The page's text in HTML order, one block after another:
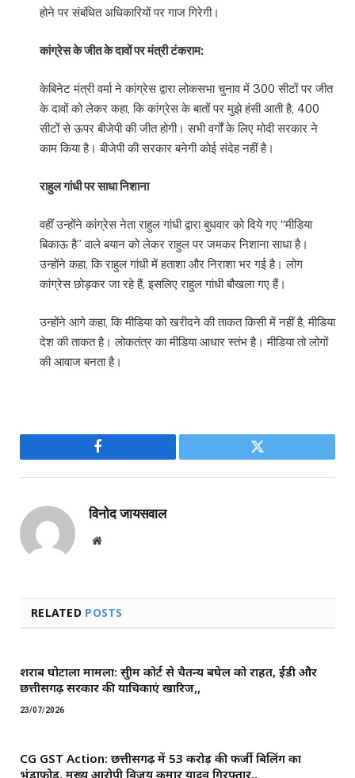
होने पर संबंधित अधिकारियों पर गाज गिरेगी।
कांग्रेस के जीत के दावों पर मंत्री टंकराम:
केबिनेट मंत्री वर्मा ने कांग्रेस द्वारा लोकसभा चुनाव में 300 सीटों पर जीत
के दावों को लेकर कहा, कि कांग्रेस के बातों पर मुझे हंसी आती है, 400
सीटों से ऊपर बीजेपी की जीत होगी। सभी वर्गों के लिए मोदी सरकार ने
काम किया है। बीजेपी की सरकार बनेगी कोई संदेह नहीं है।
राहुल गांधी पर साधा निशाना
वहीं उन्होंने कांग्रेस नेता राहुल गांधी द्वारा बुधवार को दिये गए “मीडिया
बिकाऊ है” वाले बयान को लेकर राहुल पर जमकर निशाना साधा है।
उन्होंने कहा, कि राहुल गांधी में हताशा और निराशा भर गई है। लोग
कांग्रेस छोड़कर जा रहे हैं, इसलिए राहुल गांधी बौखला गए हैं।
उन्होंने आगे कहा, कि मीडिया को खरीदने की ताकत किसी में नहीं है, मीडिया
देश की ताकत है। लोकतंत्र का मीडिया आधार स्तंभ है। मीडिया तो लोगों
की आवाज बनता है।
Facebook Twitter
विनोद जायसवाल
Website
RELATED POSTS
शराब घोटाला मामला: सुप्रीम कोर्ट से चैतन्य बघेल को राहत, ईडी और
छत्तीसगढ़ सरकार की याचिकाएं खारिज,,
23/07/2026
CG GST Action: छत्तीसगढ़ में 53 करोड़ की फर्जी बिलिंग का
भंडाफोड़, मुख्य आरोपी विजय कुमार यादव गिरफ्तार,,